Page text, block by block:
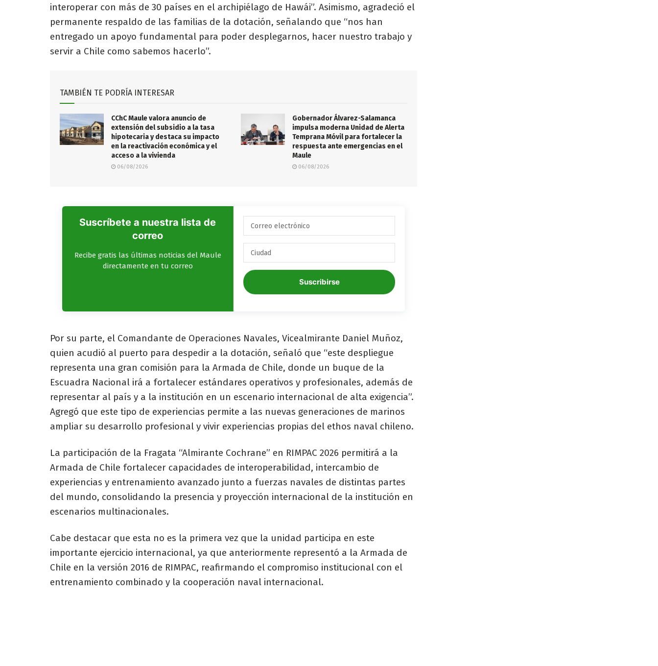
interoperar con más de 30 países en el archipiélago de Hawái”. Asimismo, agradeció el
permanente respaldo de las familias de la dotación, señalando que “nos han
entregado un apoyo fundamental para poder desplegarnos, hacer nuestro trabajo y
servir a Chile como sabemos hacerlo”.
TAMBIÉN TE PODRÍA INTERESAR
CChC Maule valora anuncio de
extensión del subsidio a la tasa
hipotecaria y destaca su impacto
en la reactivación económica y el
acceso a la vivienda
06/08/2026
Gobernador Álvarez-Salamanca
impulsa moderna Unidad de Alerta
Temprana Móvil para fortalecer la
respuesta ante emergencias en el
Maule
06/08/2026
Suscríbete a nuestra lista de
correo
Recibe gratis las últimas noticias del Maule
directamente en tu correo
Suscribirse
Por su parte, el Comandante de Operaciones Navales, Vicealmirante Daniel Muñoz,
quien acudió al puerto para despedir a la dotación, señaló que “este despliegue
representa una gran comisión para la Armada de Chile, donde un buque de la
Escuadra Nacional irá a fortalecer estándares operativos y profesionales, además de
representar al país y a la institución en un escenario internacional de alta exigencia”.
Agregó que este tipo de experiencias permite a las nuevas generaciones de marinos
ampliar su desarrollo profesional y vivir experiencias propias del ethos naval chileno.
La participación de la Fragata “Almirante Cochrane” en RIMPAC 2026 permitirá a la
Armada de Chile fortalecer capacidades de interoperabilidad, intercambio de
experiencias y entrenamiento avanzado junto a fuerzas navales de distintas partes
del mundo, consolidando la presencia y proyección internacional de la institución en
escenarios multinacionales.
Cabe destacar que esta no es la primera vez que la unidad participa en este
importante ejercicio internacional, ya que anteriormente representó a la Armada de
Chile en la versión 2016 de RIMPAC, reafirmando el compromiso institucional con el
entrenamiento combinado y la cooperación naval internacional.